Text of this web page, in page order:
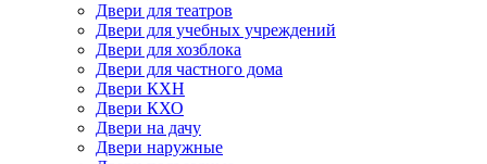
Двери для театров
Двери для учебных учреждений
Двери для хозблока
Двери для частного дома
Двери КХН
Двери КХО
Двери на дачу
Двери наружные